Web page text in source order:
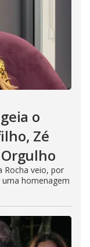
o
Zé
Rocha veio, por
homenagem